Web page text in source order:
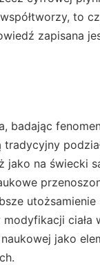
to
zapisana
badając
jako na świecki
jako